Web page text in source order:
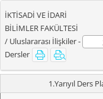
İKTİSADİ VE İDARİ
BİLİMLER FAKÜLTESİ
/ Uluslararası İlişkiler -
Dersler
1.Yarıyıl Ders